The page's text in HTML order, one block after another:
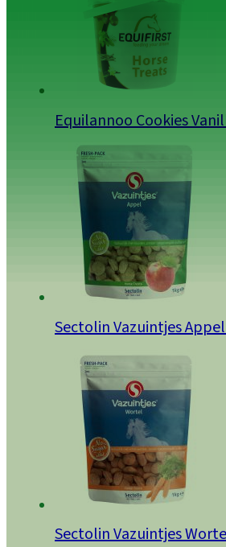
Equilannoo Cookies
Sectolin Vazuintjes
Sectolin Vazuintjes